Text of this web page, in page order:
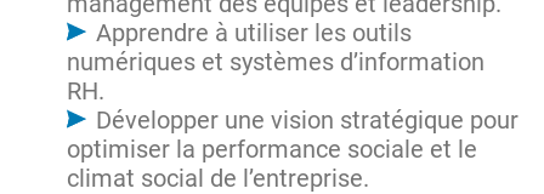
Apprendre à utiliser les outils
numériques et systèmes d’information
RH.
Développer une vision stratégique pour
optimiser la performance sociale et le
climat social de l’entreprise.